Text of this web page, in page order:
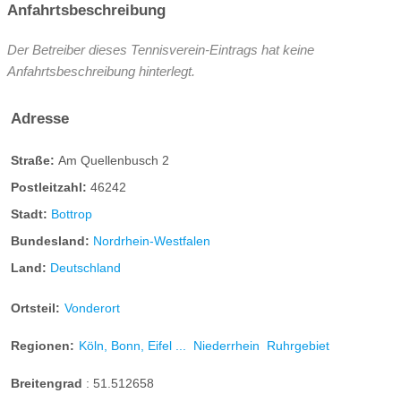
Anfahrtsbeschreibung
Der Betreiber dieses Tennisverein-Eintrags hat keine
Anfahrtsbeschreibung hinterlegt.
Adresse
Straße: Am Quellenbusch 2
Postleitzahl: 46242
Stadt: Bottrop
Bundesland: Nordrhein-Westfalen
Land: Deutschland
Ortsteil: Vonderort
Regionen: Köln, Bonn, Eifel ... Niederrhein Ruhrgebiet
Breitengrad : 51.512658